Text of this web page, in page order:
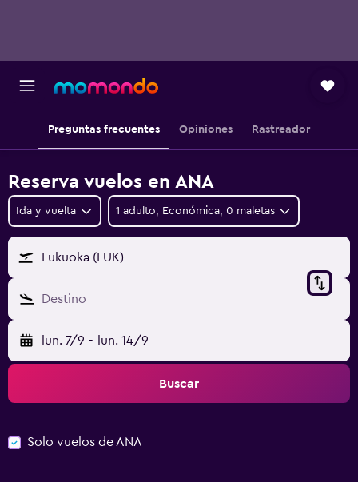
Preguntas frecuentes Opiniones Rastreador
Reserva vuelos en ANA
Ida y vuelta 1 adulto, Económica, 0 maletas
Fukuoka (FUK)
Destino
lun. 7/9 - lun. 14/9
Buscar
Solo vuelos de ANA